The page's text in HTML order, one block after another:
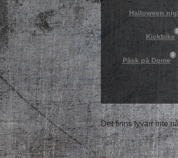
Halloween
Kickbike
0
Påsk på Dome
0
Det finns tyvärr inte